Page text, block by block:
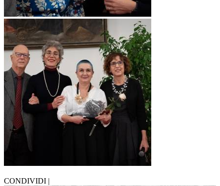
CONDIVIDI |